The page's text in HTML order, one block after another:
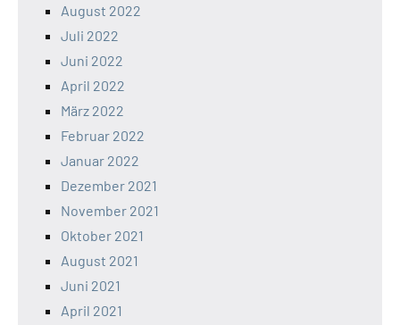
August 2022
Juli 2022
Juni 2022
April 2022
März 2022
Februar 2022
Januar 2022
Dezember 2021
November 2021
Oktober 2021
August 2021
Juni 2021
April 2021